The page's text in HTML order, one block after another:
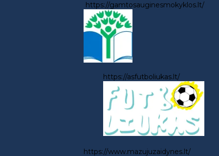
https://gamtosauginesmokyklos.lt/
https://asfutboliukas.lt/
https://www.mazujuzaidynes.lt/